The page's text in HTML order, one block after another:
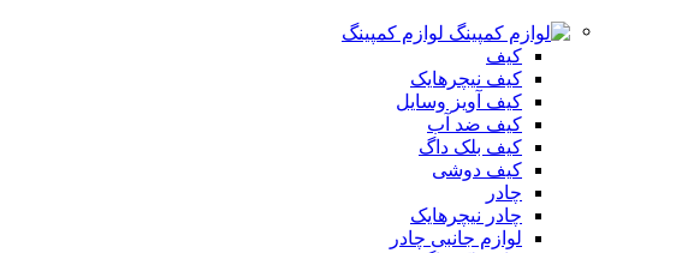
لوازم کمپینگ
کیف
کیف نیچرهایک
کیف آویز وسایل
کیف ضد آب
کیف بلک داگ
کیف دوشی
چادر
چادر نیچرهایک
لوازم جانبی چادر